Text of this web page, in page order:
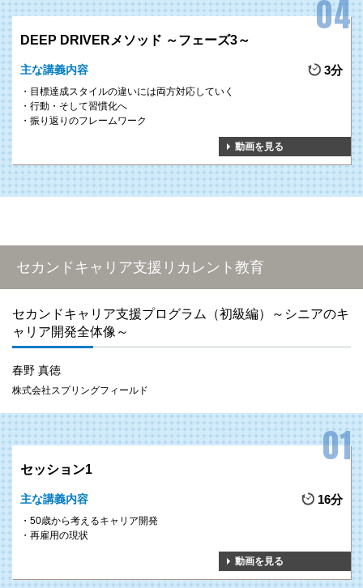
DEEP DRIVERメソッド ～フェーズ3～
主な講義内容 3分
目標達成スタイルの違いには両方対応していく
行動・そして習慣化へ
振り返りのフレームワーク
動画を見る
セカンドキャリア支援リカレント教育
セカンドキャリア支援プログラム（初級編）～シニアのキ
ャリア開発全体像～
春野 真徳
株式会社スプリングフィールド
セッション1
主な講義内容 16分
50歳から考えるキャリア開発
再雇用の現状
動画を見る